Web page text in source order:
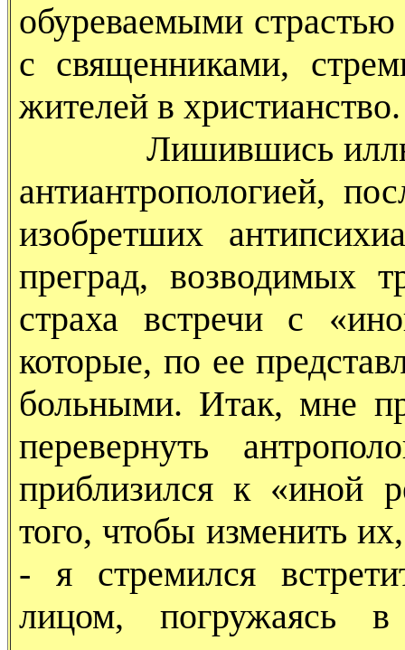
обуреваемыми
с священниками,
жителей в христианство.
Лишившись
антиантропологией,
изобретших
преград, возводимых
страха встречи с
которые, по ее
больными. Итак, мне
перевернуть
приблизился к «иной
того, чтобы изменить
- я стремился
лицом,